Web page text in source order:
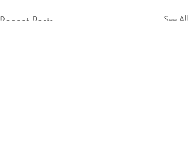
Recent Posts See All